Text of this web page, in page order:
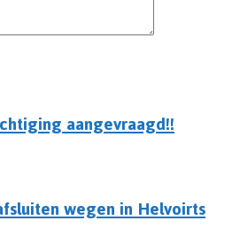
aangevraagd!!
wegen in Helvoirts